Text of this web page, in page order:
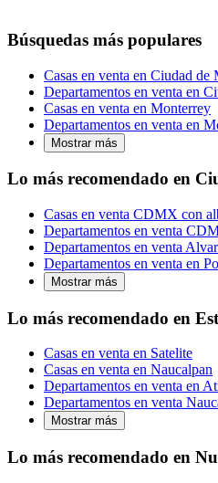
Búsquedas más populares
Casas en venta en Ciudad de
Departamentos en venta en
Casas en venta en Monterrey
Departamentos en venta en
Mostrar más
Lo más recomendado en
Casas en venta CDMX con
Departamentos en venta
Departamentos en venta
Departamentos en venta en
Mostrar más
Lo más recomendado en
Casas en venta en Satelite
Casas en venta en Naucalpan
Departamentos en venta en
Departamentos en venta
Mostrar más
Lo más recomendado en